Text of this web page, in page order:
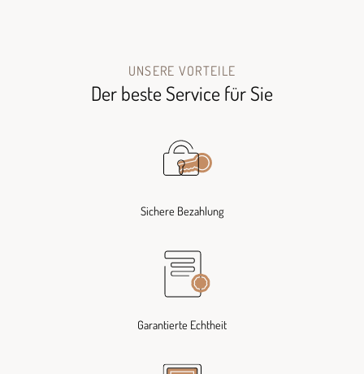
UNSERE VORTEILE
Der beste Service für Sie
Sichere Bezahlung
Garantierte Echtheit